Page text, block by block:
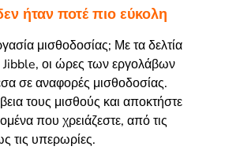
ήταν ποτέ πιο εύκολη
μισθοδοσίας; Με τα δελτία
οι ώρες των εργολάβων
σε αναφορές μισθοδοσίας.
τους μισθούς και αποκτήστε
που χρειάζεστε, από τις
τις υπερωρίες.